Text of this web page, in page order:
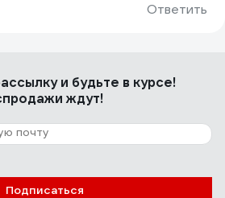
Ответить
и будьте в курсе!
ждут!
Подписаться